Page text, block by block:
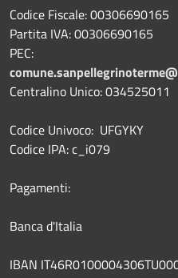
Codice Fiscale: 00306690165
Partita IVA: 00306690165
PEC:
Centralino Unico: 034525011
Codice Univoco: UFGYKY
Codice IPA: c_i079
Pagamenti:
Banca d'Italia
IBAN